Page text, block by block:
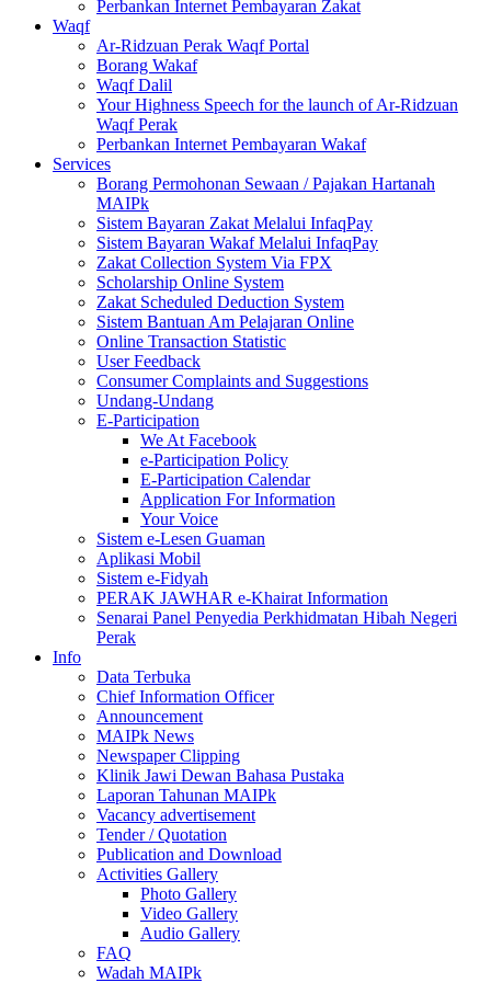
Perbankan Internet Pembayaran Zakat
Waqf
Ar-Ridzuan Perak Waqf Portal
Borang Wakaf
Waqf Dalil
Your Highness Speech for the launch of Ar-Ridzuan
Waqf Perak
Perbankan Internet Pembayaran Wakaf
Services
Borang Permohonan Sewaan / Pajakan Hartanah
MAIPk
Sistem Bayaran Zakat Melalui InfaqPay
Sistem Bayaran Wakaf Melalui InfaqPay
Zakat Collection System Via FPX
Scholarship Online System
Zakat Scheduled Deduction System
Sistem Bantuan Am Pelajaran Online
Online Transaction Statistic
User Feedback
Consumer Complaints and Suggestions
Undang-Undang
E-Participation
We At Facebook
e-Participation Policy
E-Participation Calendar
Application For Information
Your Voice
Sistem e-Lesen Guaman
Aplikasi Mobil
Sistem e-Fidyah
PERAK JAWHAR e-Khairat Information
Senarai Panel Penyedia Perkhidmatan Hibah Negeri
Perak
Info
Data Terbuka
Chief Information Officer
Announcement
MAIPk News
Newspaper Clipping
Klinik Jawi Dewan Bahasa Pustaka
Laporan Tahunan MAIPk
Vacancy advertisement
Tender / Quotation
Publication and Download
Activities Gallery
Photo Gallery
Video Gallery
Audio Gallery
FAQ
Wadah MAIPk